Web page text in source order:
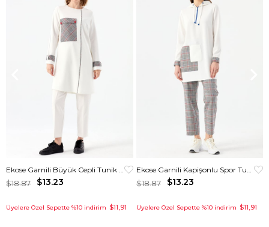
$13.23
$18.87
Üyelere Özel Sepette %10 indirim $11,91
$13.23
$18.87
Üyelere Özel Sepette %10 indirim $11,91